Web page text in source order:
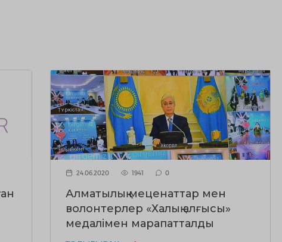
24.06.2020 1941 0
Алматылық меценаттар мен
волонтерлер «Халық алғысы»
медалімен марапатталды